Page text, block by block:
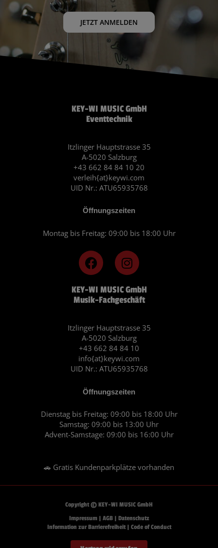
JETZT ANMELDEN
KEY-WI MUSIC GmbH
Musik-Fachgeschäft
Itzlinger Hauptstrasse 35
A-5020 Salzburg
+43 662 84 84 10
info{at}keywi.com
UID Nr.: ATU65935768
Öffnungszeiten
Dienstag bis Freitag: 09:00 bis 18:00 Uhr
Samstag: 09:00 bis 13:00 Uhr
Advent-Samstage: 09:00 bis 16:00 Uhr
🚗 Gratis Kundenparkplätze vorhanden
F
a
c
e
b
o
k
I
n
s
t
a
r
a
m
KEY-WI MUSIC GmbH
Eventtechnik
Itzlinger Hauptstrasse 35
A-5020 Salzburg
+43 662 84 84 10 20
verleih{at}keywi.com
UID Nr.: ATU65935768
Öffnungszeiten
Montag bis Freitag: 09:00 bis 18:00 Uhr
Copyright © KEY-WI MUSIC GmbH
Impressum| AGB| Datenschutz
Information zur Barrierefreiheit| Code of Conduct